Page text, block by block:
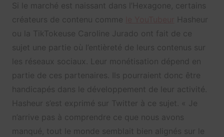
Si le marché est naissant dans l’Hexagone, certains
créateurs de contenu comme
Hasheur
ou la TikTokeuse Caroline Jurado ont fait de ce
sujet une partie où l’entièreté de leurs contenus sur
les réseaux sociaux. Leur monétisation dépend en
partie de ces partenaires. Ils pourraient donc être
handicapés dans le développement de leur activité.
Hasheur s’est exprimé sur Twitter à ce sujet. « Je
n’arrive pas à comprendre ce que nous avons
manqué, tout le monde semblait bien alignés sur le